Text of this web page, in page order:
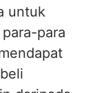
untuk
para